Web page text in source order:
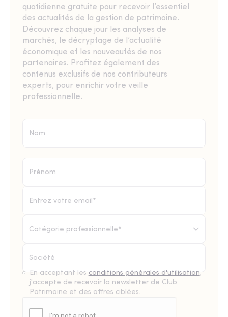
quotidienne gratuite pour recevoir l’essentiel
des actualités de la gestion de patrimoine.
Découvrez chaque jour les analyses de
marchés, le décryptage de l’actualité
économique et les nouveautés de nos
partenaires. Profitez également des
contenus exclusifs de nos contributeurs
experts, pour enrichir votre veille
professionnelle.
Catégorie professionnelle*
En acceptant les conditions générales d'utilisation,
j'accepte de recevoir la newsletter de Club
Patrimoine et des offres ciblées.